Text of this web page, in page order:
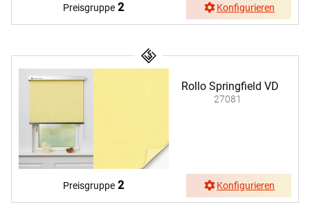
Preisgruppe 2 Konfigurieren
Rollo Springfield VD
27081
Preisgruppe 2 Konfigurieren